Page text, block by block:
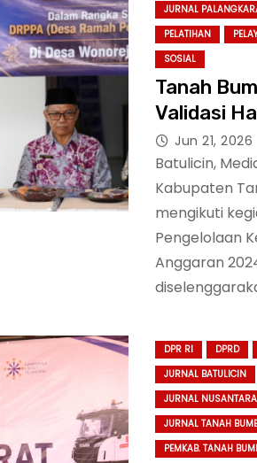
JURNAL
PELATIHAN
SOSIAL
Tanah
Validasi
Jun 21, 2026
Batulicin,
Kabupaten
mengikuti
Pengelolaan
Anggaran
DPR RI DPRD
JURNAL BATULICIN
JURNAL NUSANTARA
JURNAL TANAH
PEMKAB. TANAH